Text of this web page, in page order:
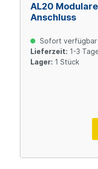
AL20
Anschluss
Sofort verfügbar
Lieferzeit: 1-3
Lager: 1 Stück